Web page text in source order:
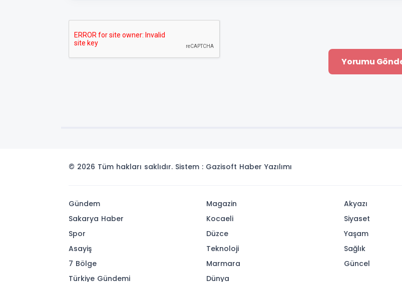
© 2026 Tüm hakları saklıdır. Sistem : Gazisoft Haber Yazılımı
Gündem
Sakarya Haber
Spor
Asayiş
7 Bölge
Türkiye Gündemi
Magazin
Kocaeli
Düzce
Teknoloji
Marmara
Dünya
Akyazı
Siyaset
Yaşam
Sağlık
Güncel